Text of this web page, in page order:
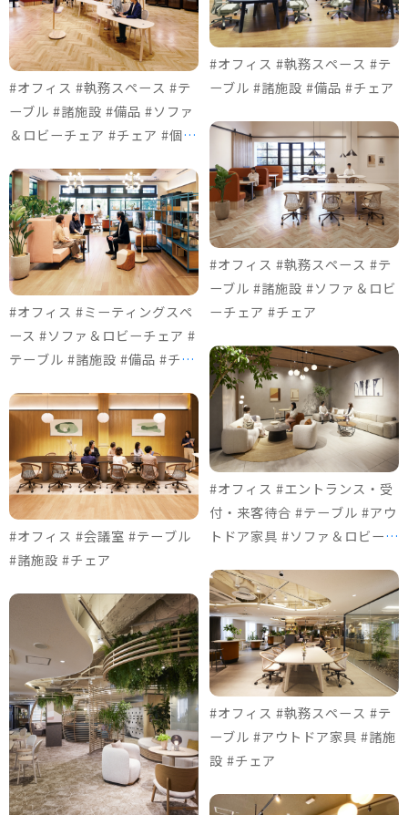
#オフィス #執務スペース #テ
ーブル #諸施設 #備品 #ソファ
＆ロビーチェア #チェア #個室
#オフィス #ミーティングスペ
ース #ソファ＆ロビーチェア #
テーブル #諸施設 #備品 #チェ
#オフィス #会議室 #テーブル
#諸施設 #チェア
#オフィス #執務スペース #テ
ーブル #諸施設 #備品 #チェア
#オフィス #執務スペース #テ
ーブル #諸施設 #ソファ＆ロビ
ーチェア #チェア
#オフィス #エントランス・受
付・来客待合 #テーブル #アウ
トドア家具 #ソファ＆ロビーチ
#オフィス #執務スペース #テ
ーブル #アウトドア家具 #諸施
設 #チェア